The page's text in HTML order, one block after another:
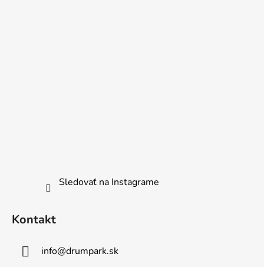
Sledovať na Instagrame
Kontakt
info@drumpark.sk